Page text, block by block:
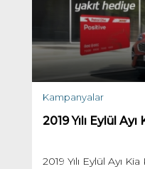
Kampanyalar
2019 Yılı Eylül
2019 Yılı Eylül Ayı